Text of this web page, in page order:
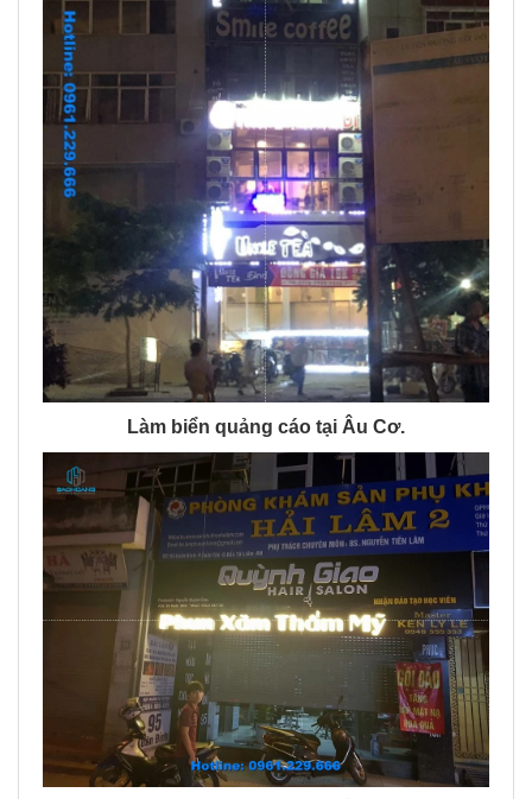
Làm biển quảng cáo tại Âu Cơ.